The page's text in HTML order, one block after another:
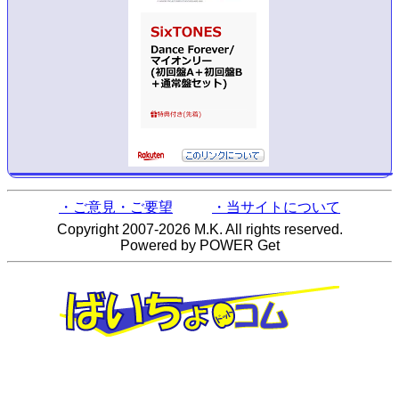
・ご意見・ご要望
・当サイトについて
Copyright 2007-2026 M.K. All rights reserved.
Powered by POWER Get